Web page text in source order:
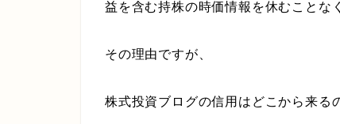
益を含む持株の時価情報を休むことな
その理由ですが、
株式投資ブログの信用はどこから来る